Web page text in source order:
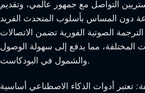
التواصل مع جمهور عالمي، وتقديم
دون المساس بأسلوب المتحدث الفريد
الصوتية الفورية تضمن الاتصالات
المختلفة، مما يدفع إلى سهولة الوصول
والشمول في البودكاست.
تعتبر أدوات الذكاء الاصطناعي أساسية